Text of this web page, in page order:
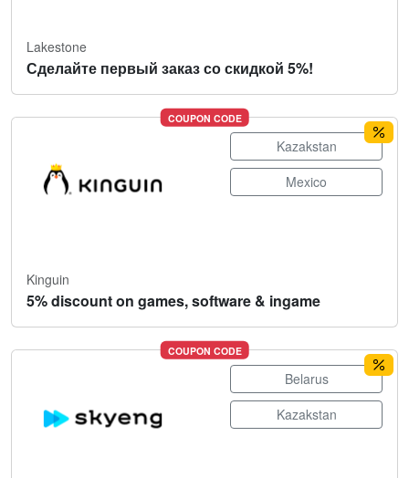
Lakestone
Сделайте первый заказ со скидкой 5%!
COUPON CODE
Kazakstan
Mexico
Kinguin
5% discount on games, software & ingame
COUPON CODE
Belarus
Kazakstan